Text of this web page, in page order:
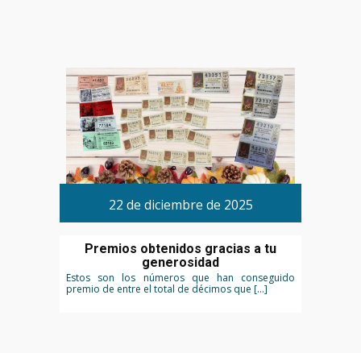
22 de diciembre de 2025
Premios obtenidos gracias a tu
generosidad
Estos son los números que han conseguido
premio de entre el total de décimos que […]